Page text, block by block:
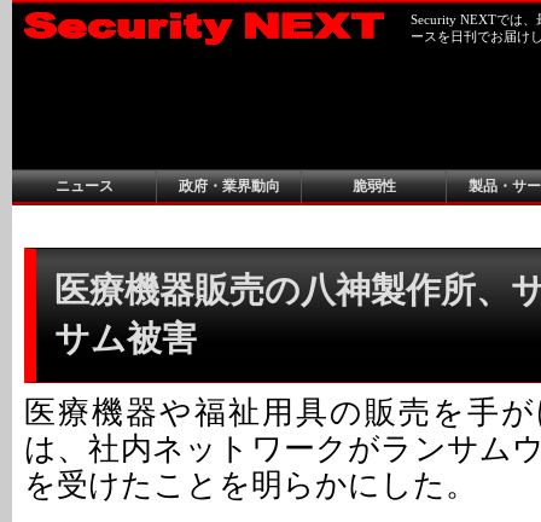
Security NEXTでは
ースを日刊でお届け
ニュース 政府・業界動向 脆弱性 製品・サ
医療機器販売の八神製作所、
サム被害
医療機器や福祉用具の販売を手
は、社内ネットワークがランサム
を受けたことを明らかにした。